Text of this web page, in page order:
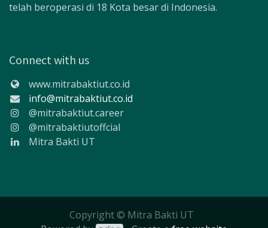
telah beroperasi di 18 Kota besar di Indonesia.
Connect with us
www.mitrabaktiut.co.id
info@mitrabaktiut.co.id
@mitrabaktiut.career
@mitrabaktiutoffcial
Mitra Bakti UT
Copyright © Mitra Bakti UT